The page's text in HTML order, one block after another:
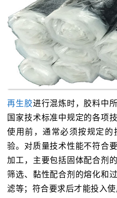
再生胶进行混炼时，胶料中
国家技术标准中规定的各项
使用前，通常必须按规定
验。对质量技术性能不符合
加工，主要包括固体配合剂
筛选、黏性配合剂的熔化和
滤等；符合要求后才能投入使